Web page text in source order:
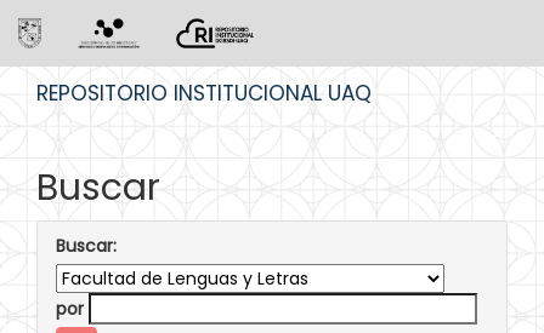
REPOSITORIO INSTITUCIONAL UAQ
Buscar
Buscar:
por